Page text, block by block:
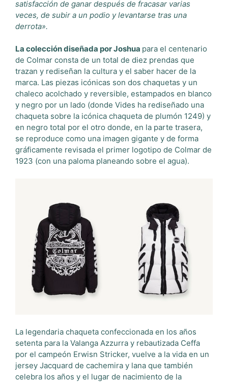
satisfacción de ganar después de fracasar varias
veces, de subir a un podio y levantarse tras una
derrota».
La colección diseñada por Joshua para el centenario
de Colmar consta de un total de diez prendas que
trazan y rediseñan la cultura y el saber hacer de la
marca. Las piezas icónicas son dos chaquetas y un
chaleco acolchado y reversible, estampados en blanco
y negro por un lado (donde Vides ha rediseñado una
chaqueta sobre la icónica chaqueta de plumón 1249) y
en negro total por el otro donde, en la parte trasera,
se reproduce como una imagen gigante y de forma
gráficamente revisada el primer logotipo de Colmar de
1923 (con una paloma planeando sobre el agua).
La legendaria chaqueta confeccionada en los años
setenta para la Valanga Azzurra y rebautizada Ceffa
por el campeón Erwisn Stricker, vuelve a la vida en un
jersey Jacquard de cachemira y lana que también
celebra los años y el lugar de nacimiento de la